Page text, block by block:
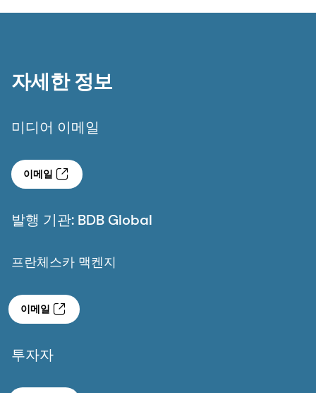
이메일
발행 기관: BDB Global
프란체스카 맥켄지
이메일
투자자
이메일